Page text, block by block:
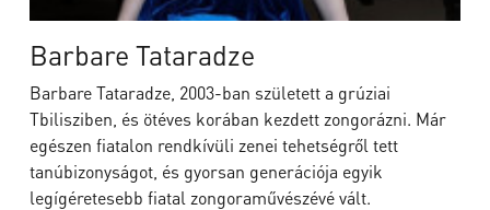
Barbare Tataradze
Barbare Tataradze, 2003-ban született a grúziai
Tbilisziben, és ötéves korában kezdett zongorázni. Már
egészen fiatalon rendkívüli zenei tehetségről tett
tanúbizonyságot, és gyorsan generációja egyik
legígéretesebb fiatal zongoraművészévé vált.